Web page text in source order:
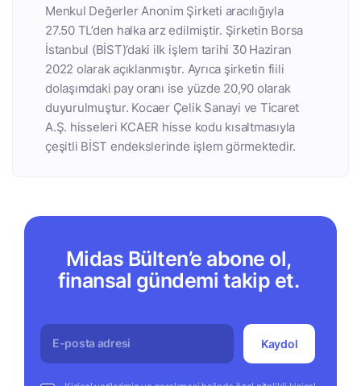
Menkul Değerler Anonim Şirketi aracılığıyla
27.50 TL’den halka arz edilmiştir. Şirketin Borsa
İstanbul (BİST)’daki ilk işlem tarihi 30 Haziran
2022 olarak açıklanmıştır. Ayrıca şirketin fiili
dolaşımdaki pay oranı ise yüzde 20,90 olarak
duyurulmuştur. Kocaer Çelik Sanayi ve Ticaret
A.Ş. hisseleri KCAER hisse kodu kısaltmasıyla
çeşitli BİST endekslerinde işlem görmektedir.
Midas Bülten’e abone ol,
finansal gündemi takip et.
Kaydol